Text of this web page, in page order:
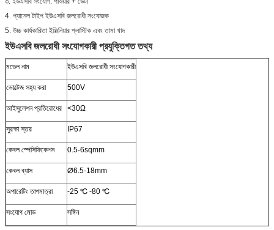
4. প্যানেল টাইপ ইউএসবি জলরোধী সংযোজক
5. উচ্চ কার্যকারিতা ইঞ্জিনিয়ার প্লাস্টিক এবং তামা খাদ
ইউএসবি জলরোধী সংযোগকারী প্রযুক্তিগত তথ্য
মডেল নাম ইউএসবি জলরোধী সংযোগকারী
ভোল্টেজ সহ্য করা 500V
আইসুলেশন প্রতিরোধের <30Ω
সুরক্ষা স্তর IP67
কেবল স্পেসিফিকেশন 0.5-6sqmm
কেবল ব্যাস ∅6.5-18mm
অপারেটিং তাপমাত্রা -25 ℃ -80 ℃
সংযোগ মোড সঙ্গিন